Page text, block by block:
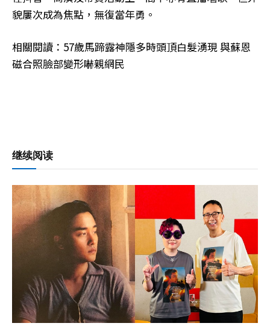
貌屢次成為焦點，無復當年勇。
相關閱讀：57歲馬蹄露神隱多時頭頂白髮湧現 與蘇恩
磁合照臉部變形嚇親網民
继续阅读